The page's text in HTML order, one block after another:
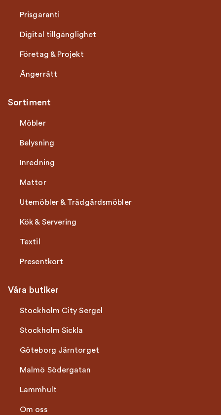
Prisgaranti
Digital tillgänglighet
Företag & Projekt
Ångerrätt
Sortiment
Möbler
Belysning
Inredning
Mattor
Utemöbler & Trädgårdsmöbler
Kök & Servering
Textil
Presentkort
Våra butiker
Stockholm City Sergel
Stockholm Sickla
Göteborg Järntorget
Malmö Södergatan
Lammhult
Om oss